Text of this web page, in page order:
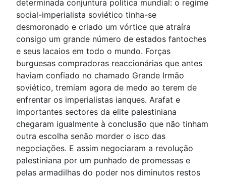
determinada conjuntura política mundial: o regime
social-imperialista soviético tinha-se
desmoronado e criado um vórtice que atraíra
consigo um grande número de estados fantoches
e seus lacaios em todo o mundo. Forças
burguesas compradoras reaccionárias que antes
haviam confiado no chamado Grande Irmão
soviético, tremiam agora de medo ao terem de
enfrentar os imperialistas ianques. Arafat e
importantes sectores da elite palestiniana
chegaram igualmente à conclusão que não tinham
outra escolha senão morder o isco das
negociações. E assim negociaram a revolução
palestiniana por um punhado de promessas e
pelas armadilhas do poder nos diminutos restos